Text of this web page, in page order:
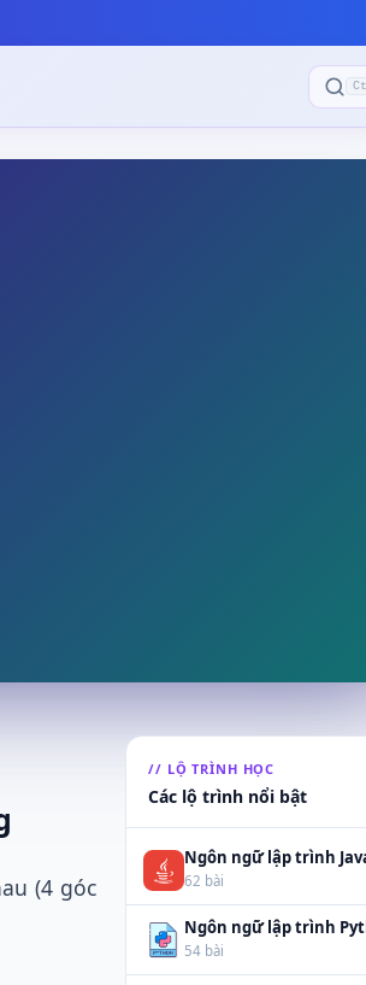
(4 góc
// LỘ TRÌNH HỌC
Các lộ trình nổi bật
Ngôn ngữ lập trình
62 bài
Ngôn ngữ lập trình
54 bài